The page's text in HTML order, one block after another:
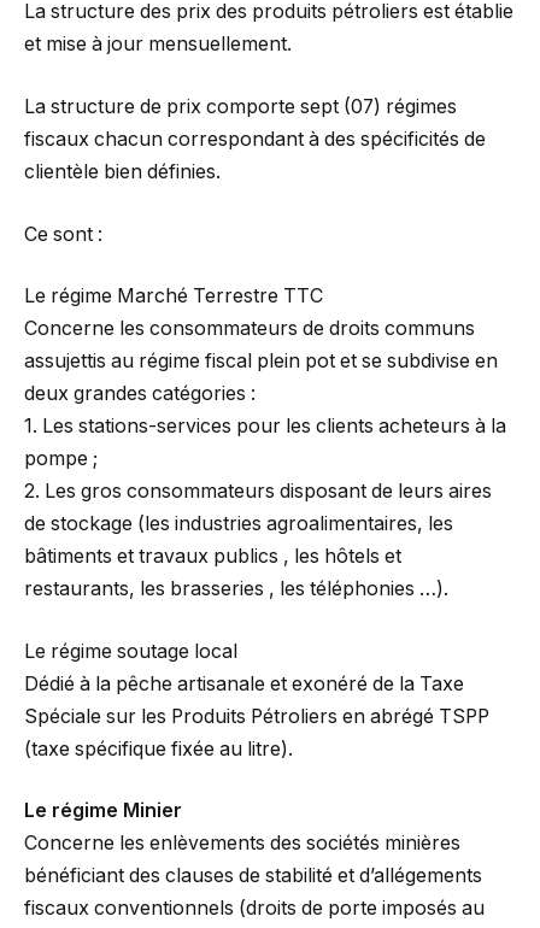
La structure des prix des produits pétroliers est établie
et mise à jour mensuellement.
La structure de prix comporte sept (07) régimes
fiscaux chacun correspondant à des spécificités de
clientèle bien définies.
Ce sont :
Le régime Marché Terrestre TTC
Concerne les consommateurs de droits communs
assujettis au régime fiscal plein pot et se subdivise en
deux grandes catégories :
1. Les stations-services pour les clients acheteurs à la
pompe ;
2. Les gros consommateurs disposant de leurs aires
de stockage (les industries agroalimentaires, les
bâtiments et travaux publics , les hôtels et
restaurants, les brasseries , les téléphonies …).
Le régime soutage local
Dédié à la pêche artisanale et exonéré de la Taxe
Spéciale sur les Produits Pétroliers en abrégé TSPP
(taxe spécifique fixée au litre).
Le régime Minier
Concerne les enlèvements des sociétés minières
bénéficiant des clauses de stabilité et d’allégements
fiscaux conventionnels (droits de porte imposés au